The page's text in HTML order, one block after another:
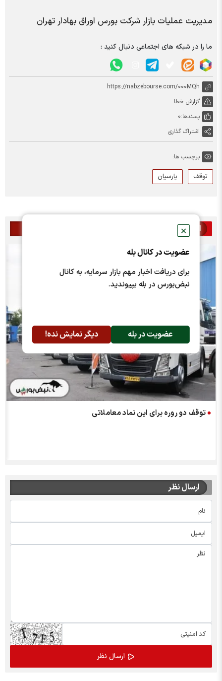
✕
عضویت در کانال بله
برای دریافت اخبار مهم بازار سرمایه، به کانال
نبض‌بورس در بله بپیوندید.
عضویت در بله دیگر نمایش نده!
مدیریت عملیات بازار شرکت بورس اوراق بهادار تهران
ما را در شبکه های اجتماعی دنبال کنید :
https://nabzebourse.com/000MQh
گزارش خطا
پسندها:0
اشتراک گذاری
برچسب ها:
توقف پارسیان
اخبار مرتبط
توقف دو روره برای این نماد معاملاتی
ارسال نظر